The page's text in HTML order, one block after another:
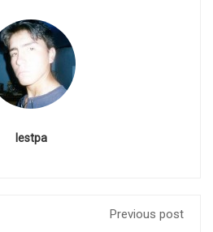
Iestpa
Previous post